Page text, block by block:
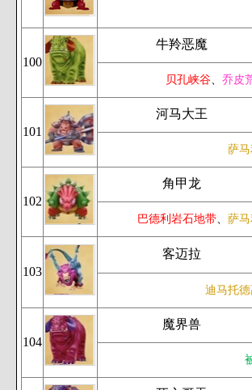
100
牛羚恶魔
贝孔峡谷、 乔皮
101
河马大王
萨
102
角甲龙
巴德利岩石地带、 萨
103
客迈拉
迪马托
104
魔界兽